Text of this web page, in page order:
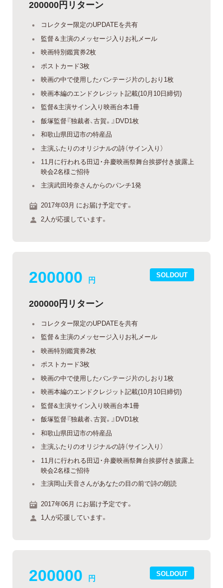
200000円リターン
コレクター限定のUPDATEを共有
監督＆主演のメッセージ入りお礼メール
映画特別鑑賞券2枚
ポストカード3枚
映画の中で使用したバンテージ片のしおり1枚
映画本編のエンドクレジット記載(10月10日締切)
監督&主演サイン入り映画台本1冊
飯塚監督『独裁者、古賀。』DVD1枚
和歌山県田辺市の特産品
主演ふたりのオリジナルの詩（サイン入り）
11月に行われる田辺・弁慶映画祭舞台挨拶付き披露上
映会2名様ご招待
主演武田玲奈さんからのパンチ1発
2017年03月 にお届け予定です。
2人が応援しています。
SOLDOUT
200000 円
200000円リターン
コレクター限定のUPDATEを共有
監督＆主演のメッセージ入りお礼メール
映画特別鑑賞券2枚
ポストカード3枚
映画の中で使用したバンテージ片のしおり1枚
映画本編のエンドクレジット記載(10月10日締切)
監督&主演サイン入り映画台本1冊
飯塚監督『独裁者、古賀。』DVD1枚
和歌山県田辺市の特産品
主演ふたりのオリジナルの詩（サイン入り）
11月に行われる田辺・弁慶映画祭舞台挨拶付き披露上
映会2名様ご招待
主演岡山天音さんがあなたの目の前で詩の朗読
2017年06月 にお届け予定です。
1人が応援しています。
SOLDOUT
200000 円